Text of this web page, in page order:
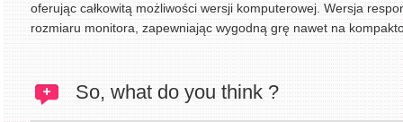
oferując całkowitą możliwości wersji komputerowej. Wersja
rozmiaru monitora, zapewniając wygodną grę nawet na
So, what do you think ?